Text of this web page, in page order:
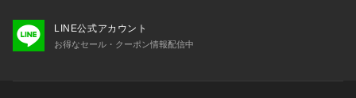
LINE公式アカウント
お得なセール・クーポン情報配信中